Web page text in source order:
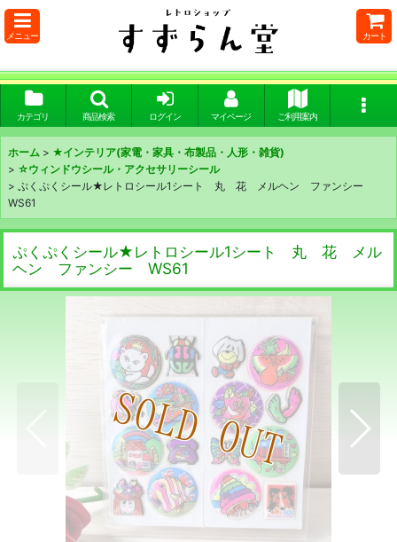
メニュー カート
カテゴリ 商品検索 ログイン マイページ ご利用案内
ホーム > ★インテリア(家電・家具・布製品・人形・雑貨)
> ☆ウィンドウシール・アクセサリーシール
> ぷくぷくシール★レトロシール1シート 丸 花 メルヘン ファンシー
WS61
ぷくぷくシール★レトロシール1シート 丸 花 メル
ヘン ファンシー WS61